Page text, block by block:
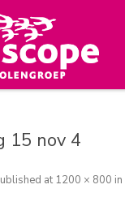
15 nov 4
at 1200 × 800 in